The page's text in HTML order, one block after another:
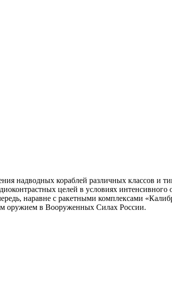
надводных кораблей различных классов и
целей в условиях интенсивного
наравне с ракетными комплексами
оружием в Вооруженных Силах России.